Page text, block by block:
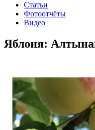
Статьи
Фотоотчёты
Видео
Яблоня: